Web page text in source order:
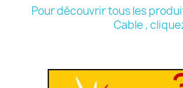
Pour découvrir tous les
Cable ,